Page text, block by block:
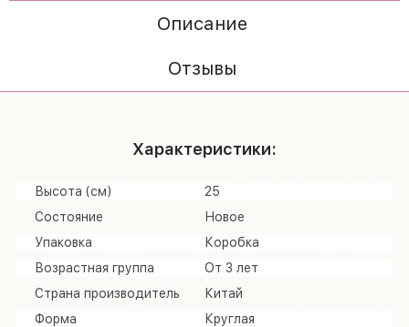
Описание
Отзывы
Характеристики:
Высота (см)
25
Состояние
Новое
Упаковка
Коробка
Возрастная группа
От 3 лет
Страна производитель
Китай
Форма
Круглая